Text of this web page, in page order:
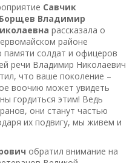
Савчик
Владимир
рассказала о
районе
памяти солдат и офицеров
речи Владимир Николаевич
что ваше поколение –
воочию может увидеть
гордиться этим! Ведь
они станут частью
их подвигу, мы живем и
обратил внимание на